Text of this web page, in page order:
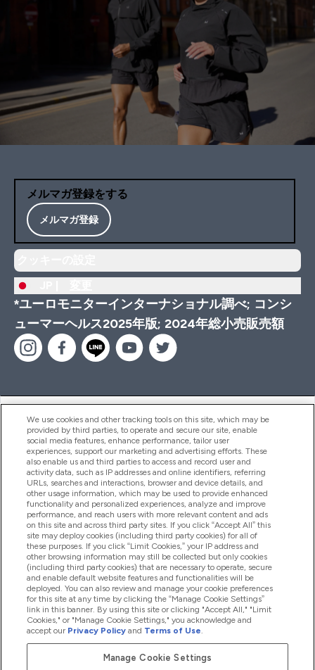
メルマガ登録をする
メルマガ登録
*ユーロモニターインターナショナル調べ; コンシ
ューマーヘルス2025年版; 2024年総小売販売額
ヘルプ＆ガイド
商品について
会社概要
特典＆ポイント
2026 The Hut.com Ltd
We use cookies and other tracking tools on this site, which may be
provided by third parties, to operate and secure our site, enable
social media features, enhance performance, tailor user
experiences, support our marketing and advertising efforts. These
also enable us and third parties to access and record user and
activity data, such as IP addresses and online identifiers, referring
URLs, searches and interactions, browser and device details, and
other usage information, which may be used to provide enhanced
functionality and personalized experiences, analyze and improve
performance, and reach users with more relevant content and ads
on this site and across third party sites. If you click “Accept All” this
site may deploy cookies (including third party cookies) for all of
these purposes. If you click “Limit Cookies,” your IP address and
other browsing information may still be collected but only cookies
(including third party cookies) that are necessary to operate, secure
and enable default website features and functionalities will be
deployed. You can also review and manage your cookie preferences
for this site at any time by clicking the “Manage Cookie Settings”
link in this banner. By using this site or clicking "Accept All," "Limit
Cookies," or "Manage Cookie Settings," you acknowledge and
accept our Privacy Policy and Terms of Use.
Manage Cookie Settings